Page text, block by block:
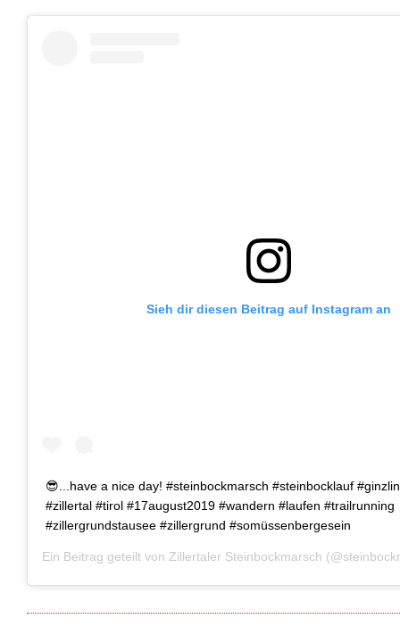
Sieh dir diesen Beitrag auf Instagram an
😎...have a nice day! #steinbockmarsch #steinbocklauf
#zillertal #tirol #17august2019 #wandern #laufen #trailrunning
#zillergrundstausee #zillergrund #somüssenbergesein
Ein Beitrag geteilt von Zillertaler Steinbockmarsch